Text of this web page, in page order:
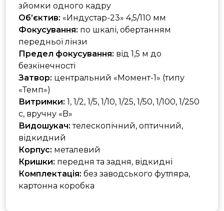
зйомки одного кадру
Об’єктив: «Индустар-23» 4,5/110 мм
Фокусування: по шкалі, обертанням
передньої лінзи
Предел фокусування: від 1,5 м до
безкінечності
Затвор: центральний «Момент-1» (типу
«Темп»)
Витримки: 1, 1/2, 1/5, 1/10, 1/25, 1/50, 1/100, 1/250
с, вручну «B»
Видошукач: телескопічний, оптичний,
відкидний
Корпус: металевий
Кришки: передня та задня, відкидні
Комплектація: без заводського футляра,
картонна коробка